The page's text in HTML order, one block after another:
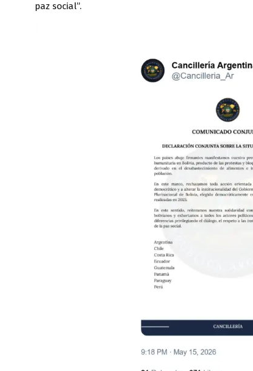
paz social”.